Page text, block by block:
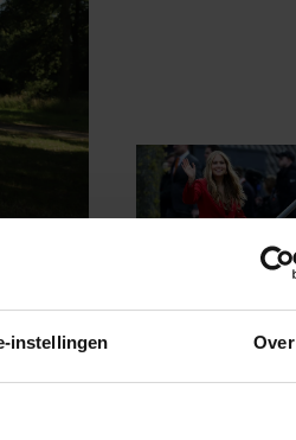
instellingen Over